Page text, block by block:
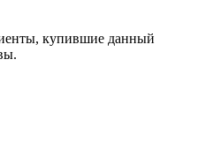
купившие данный